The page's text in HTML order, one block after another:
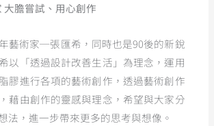
大膽嘗試、用心創作
藝術家─張匯希，同時也是90後的新銳
以「透過設計改善生活」為理念，運用
膠進行各項的藝術創作，透過藝術創作
藉由創作的靈感與理念，希望與大家分
法，進一步帶來更多的思考與想像。